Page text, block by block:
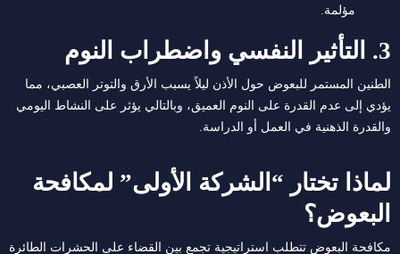
مؤلمة.
3. التأثير النفسي واضطراب النوم
الطنين المستمر للبعوض حول الأذن ليلاً يسبب الأرق والتوتر العصبي، مما
يؤدي إلى عدم القدرة على النوم العميق، وبالتالي يؤثر على النشاط اليومي
والقدرة الذهنية في العمل أو الدراسة.
لماذا تختار “الشركة الأولى” لمكافحة
البعوض؟
مكافحة البعوض تتطلب استراتيجية تجمع بين القضاء على الحشرات الطائرة